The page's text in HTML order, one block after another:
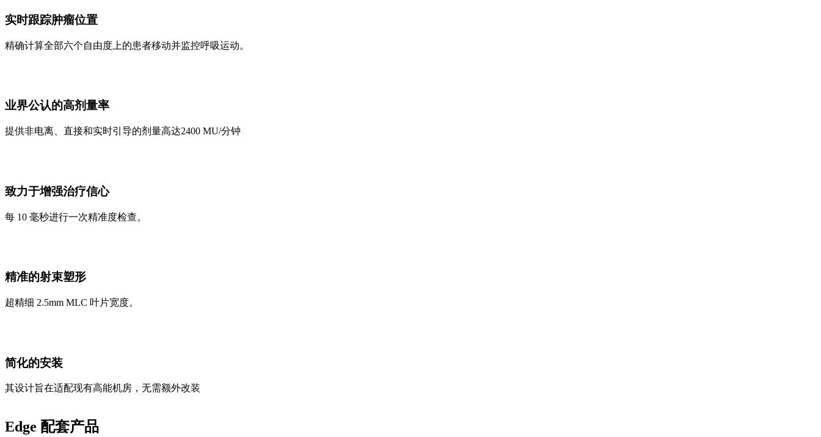
实时跟踪肿瘤位置
精确计算全部六个自由度上的患者移动并监控呼吸运动。
业界公认的高剂量率
提供非电离、直接和实时引导的剂量高达2400 MU/分钟
致力于增强治疗信心
每 10 毫秒进行一次精准度检查。
精准的射束塑形
超精细 2.5mm MLC 叶片宽度。
简化的安装
其设计旨在适配现有高能机房，无需额外改装
Edge 配套产品